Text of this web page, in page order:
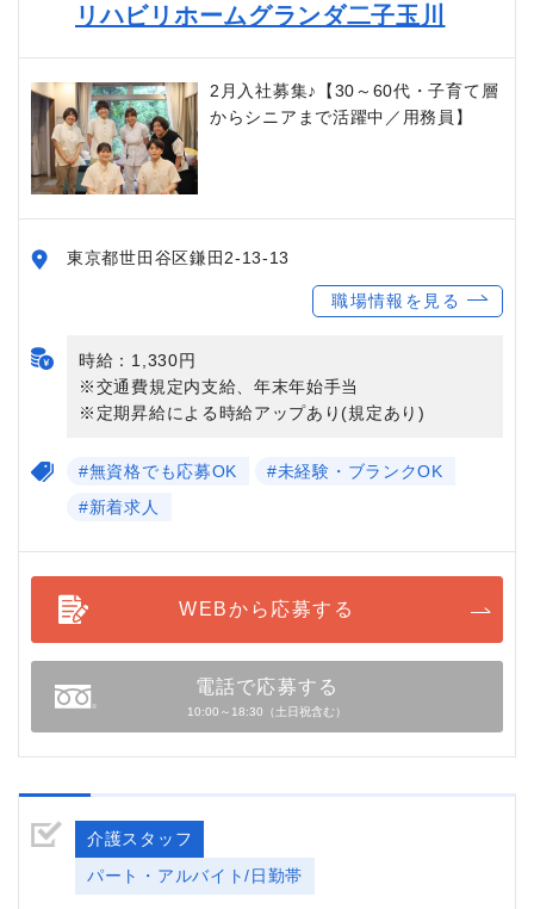
リハビリホームグランダ二子玉川
2月入社募集♪【30～60代・子育て層
からシニアまで活躍中／用務員】
東京都世田谷区鎌田2-13-13
職場情報を見る
時給：1,330円
※交通費規定内支給、年末年始手当
※定期昇給による時給アップあり(規定あり)
#無資格でも応募OK
#未経験・ブランクOK
#新着求人
WEBから応募する
電話で応募する
10:00～18:30（土日祝含む）
介護スタッフ
パート・アルバイト/日勤帯